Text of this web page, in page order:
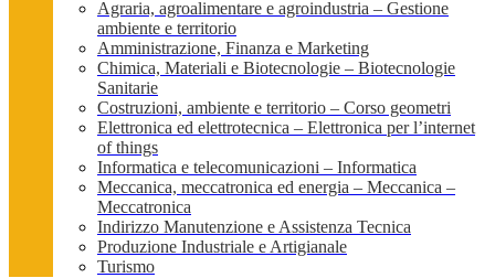
Agraria, agroalimentare e agroindustria – Gestione
ambiente e territorio
Amministrazione, Finanza e Marketing
Chimica, Materiali e Biotecnologie – Biotecnologie
Sanitarie
Costruzioni, ambiente e territorio – Corso geometri
Elettronica ed elettrotecnica – Elettronica per l’internet
of things
Informatica e telecomunicazioni – Informatica
Meccanica, meccatronica ed energia – Meccanica –
Meccatronica
Indirizzo Manutenzione e Assistenza Tecnica
Produzione Industriale e Artigianale
Turismo